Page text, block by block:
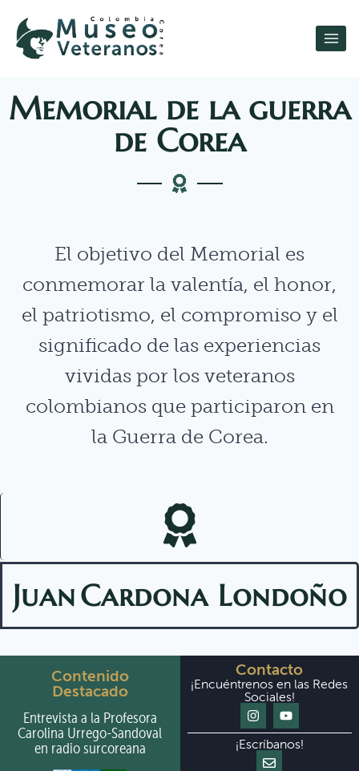
Memorial de la guerra
de Corea
El objetivo del Memorial es
conmemorar la valentía, el honor,
el patriotismo, el compromiso y el
significado de las experiencias
vividas por los veteranos
colombianos que participaron en
la Guerra de Corea.
JuanCardona Londoño
Contenido
Destacado
Entrevista a la Profesora
Carolina Urrego-Sandoval
en radio surcoreana
Contacto
¡Encuéntrenos en las Redes
Sociales!
¡Escríbanos!